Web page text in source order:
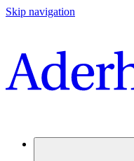
Skip navigation